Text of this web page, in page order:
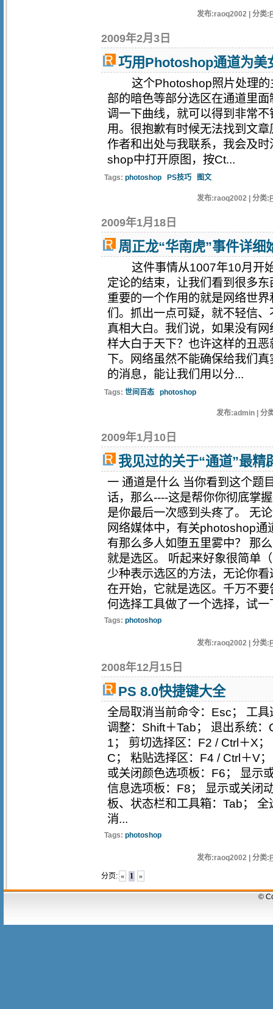
发布:raoq2002 | 分类:
2009年2月3日
巧用Photoshop通道为美
这个Photoshop照片处理的
部的暗色等部分选区在通道里
调一下曲线，就可以得到非常
用。很抱歉有时候无法找到文
作者和出处与我联系，我会
shop中打开原图，按Ct...
Tags: photoshop PS技巧 图文
发布:raoq2002 | 分类:
2009年1月18日
周正龙“华南虎”事件详细
这件事情从1007年10月开始
定论的结束，让我们看到很多
重要的一个作用的就是网络世
们。抓出一点可疑，就不轻信
真相大白。我们说，如果没有
样大白于天下？也许这样的丑
下。网络虽然不能确保给我们
的消息，能让我们用以分...
Tags: 世间百态 photoshop
发布:admin | 分
2009年1月10日
我见过的关于“通道”最精
一 通道是什么 当你看到这个题
话，那么----这是帮你你彻底掌
是你最后一次感到头疼了。 无
网络媒体中，有关photoshop
有那么多人如堕五里雾中？ 那
就是选区。 听起来好象很简单
少种表示选区的方法，无论你
在开始，它就是选区。千万不
何选择工具做了一个选择，试一
Tags: photoshop
发布:raoq2002 | 分类:
2008年12月15日
PS 8.0快捷键大全
全局取消当前命令：Esc； 工
调整：Shift＋Tab； 退出系统
1； 剪切选择区：F2 / Ctrl＋X
C； 粘贴选择区：F4 / Ctrl＋V
或关闭颜色选项板：F6； 显示
信息选项板：F8； 显示或关闭
板、状态栏和工具箱：Tab；
消...
Tags: photoshop
发布:raoq2002 | 分类:
分页: « 1 »
©